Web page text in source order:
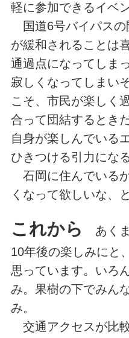
軽に参加できるイベ
国道6号バイパスの
が緩和されることは
通過点になってしま
寂しくなってしまい
こそ、市民が楽しく
合って団結するとき
自身が楽しんでいる
ひきつける引力にな
石岡に住んでいる
くなって欲しいな、
これから
あく
10年後の楽しみにと
思っています。いろ
み。果樹の下でみん
み。
交通アクセスが比